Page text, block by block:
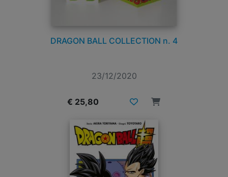
DRAGON BALL COLLECTION n. 4
23/12/2020
€ 25,80